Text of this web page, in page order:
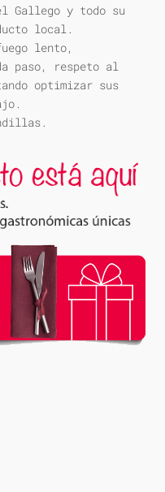
Gallego y todo su
local.
lento,
paso, respeto al
optimizar sus